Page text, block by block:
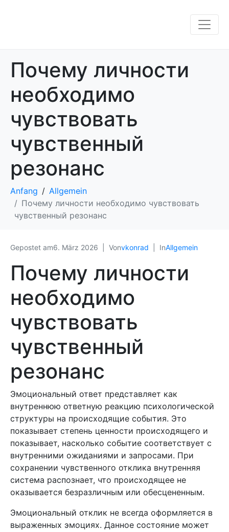
Почему личности
необходимо
чувствовать
чувственный
резонанс
Anfang
Allgemein
Почему личности необходимо чувствовать
чувственный резонанс
Gepostet am6. März 2026 Vonvkonrad InAllgemein
Почему личности
необходимо
чувствовать
чувственный
резонанс
Эмоциональный ответ представляет как
внутреннюю ответную реакцию психологической
структуры на происходящие события. Это
показывает степень ценности происходящего и
показывает, насколько событие соответствует с
внутренними ожиданиями и запросами. При
сохранении чувственного отклика внутренняя
система распознает, что происходящее не
оказывается безразличным или обесцененным.
Эмоциональный отклик не всегда оформляется в
выраженных эмоциях. Данное состояние может